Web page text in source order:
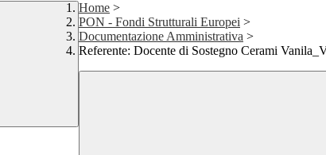
Home >
PON - Fondi Strutturali Europei >
Documentazione Amministrativa >
Referente: Docente di Sostegno Cerami